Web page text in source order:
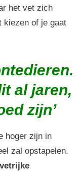
het vet zich
kiezen of je gaat
al jaren,
zijn’
hoger zijn in
zal opstapelen.